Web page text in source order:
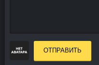
ОТПРАВИТЬ